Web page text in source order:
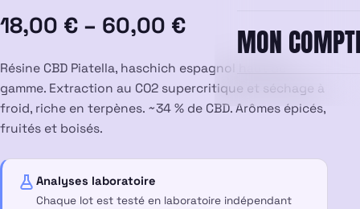
MON
18,00 € – 60,00 €
Plage
de
prix :
18,00 €
à
60,00 €
Résine CBD Piatella, haschich espagnol haut de
gamme. Extraction au CO2 supercritique et séchage à
froid, riche en terpènes. ~34 % de CBD. Arômes épicés,
fruités et boisés.
Analyses laboratoire
Chaque lot est testé en laboratoire indépendant